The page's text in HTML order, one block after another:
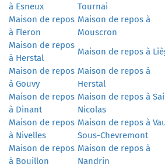
à Esneux
Tournai
Maison de repos
à Fleron
Maison de repos à
Mouscron
Maison de repos
à Herstal
Maison de repos à
Maison de repos
à Gouvy
Maison de repos à
Herstal
Maison de repos
à Dinant
Maison de repos à
Nicolas
Maison de repos
à Nivelles
Maison de repos à
Sous-Chevremont
Maison de repos
à Bouillon
Maison de repos à
Nandrin